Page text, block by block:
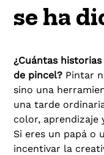
se ha
¿Cuántas
de pincel? Pintar
sino una
una tarde
color, aprendizaje
Si eres un papá o
incentivar la